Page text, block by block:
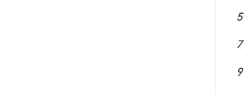
5
7
9